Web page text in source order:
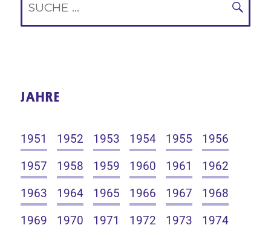
JAHRE
1951 1952 1953 1954 1955
1956
1957
1958 1959 1960 1961
1962
1963
1964 1965 1966 1967
1968
1969
1970 1971 1972 1973
1974